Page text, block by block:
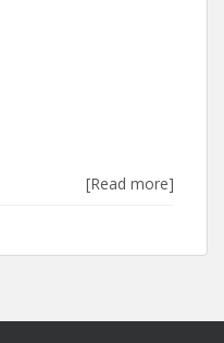
[Read more]